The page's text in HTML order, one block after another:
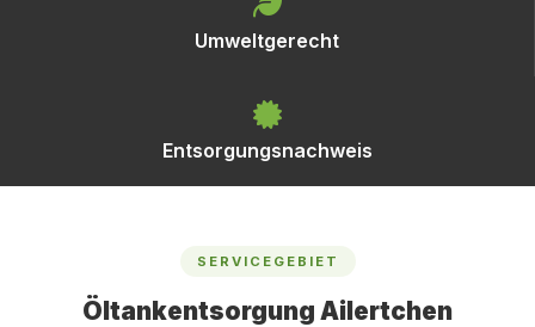
Umweltgerecht
Entsorgungsnachweis
SERVICEGEBIET
Öltankentsorgung Ailertchen